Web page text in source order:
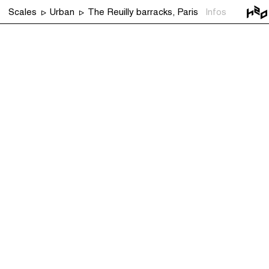
Scales Urban The Reuilly barracks, Paris Infos